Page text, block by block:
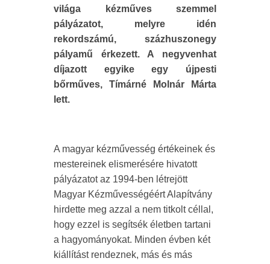
világa kézműves szemmel
pályázatot, melyre idén
rekordszámú, százhuszonegy
pályamű érkezett. A negyvenhat
díjazott egyike egy újpesti
bőrműves, Tímárné Molnár Márta
lett.
A magyar kézművesség értékeinek és
mestereinek elismerésére hivatott
pályázatot az 1994-ben létrejött
Magyar Kézművességéért Alapítvány
hirdette meg azzal a nem titkolt céllal,
hogy ezzel is segítsék életben tartani
a hagyományokat. Minden évben két
kiállítást rendeznek, más és más